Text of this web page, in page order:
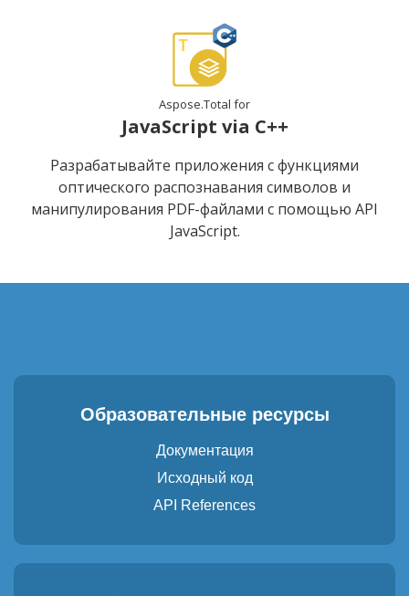
Aspose.Total for
JavaScript via C++
Разрабатывайте приложения с функциями
оптического распознавания символов и
манипулирования PDF-файлами с помощью API
JavaScript.
Образовательные ресурсы
Документация
Исходный код
API References